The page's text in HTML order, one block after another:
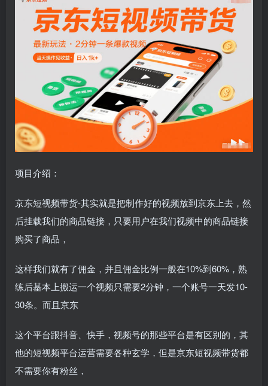
项目介绍：
京东短视频带货-其实就是把制作好的视频放到京东上去，然
后挂载我们的商品链接，只要用户在我们视频中的商品链接
购买了商品，
这样我们就有了佣金，并且佣金比例一般在10%到60%，熟
练后基本上搬运一个视频只需要2分钟，一个账号一天发10-
30条。而且京东
这个平台跟抖音、快手，视频号的那些平台是有区别的，其
他的短视频平台运营需要各种玄学，但是京东短视频带货都
不需要你有粉丝，